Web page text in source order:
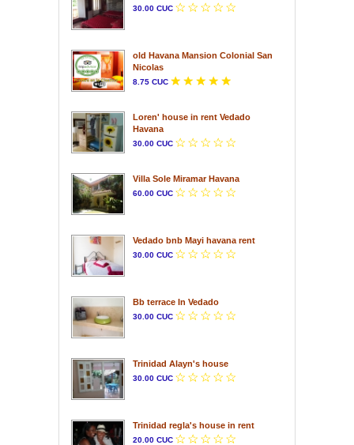
30.00 CUC
old Havana Mansion Colonial San
Nicolas
8.75 CUC
Loren' house in rent Vedado
Havana
30.00 CUC
Villa Sole Miramar Havana
60.00 CUC
Vedado bnb Mayi havana rent
30.00 CUC
Bb terrace In Vedado
30.00 CUC
Trinidad Alayn's house
30.00 CUC
Trinidad regla's house in rent
20.00 CUC